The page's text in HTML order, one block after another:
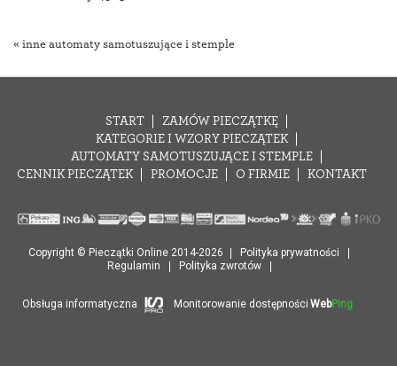
« inne automaty samotuszujące i stemple
START
ZAMÓW PIECZĄTKĘ
KATEGORIE I WZORY PIECZĄTEK
AUTOMATY SAMOTUSZUJĄCE I STEMPLE
CENNIK PIECZĄTEK
PROMOCJE O FIRMIE KONTAKT
Copyright © Pieczątki Online 2014-2026
Polityka prywatności
Regulamin
Polityka zwrotów
Obsługa informatyczna Monitorowanie dostępności WebPing